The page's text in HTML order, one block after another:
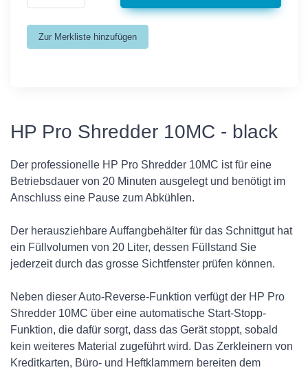
HP Pro Shredder 10MC - black
Der professionelle HP Pro Shredder 10MC ist für eine
Betriebsdauer von 20 Minuten ausgelegt und benötigt im
Anschluss eine Pause zum Abkühlen.
Der herausziehbare Auffangbehälter für das Schnittgut hat
ein Füllvolumen von 20 Liter, dessen Füllstand Sie
jederzeit durch das grosse Sichtfenster prüfen können.
Neben dieser Auto-Reverse-Funktion verfügt der HP Pro
Shredder 10MC über eine automatische Start-Stopp-
Funktion, die dafür sorgt, dass das Gerät stoppt, sobald
kein weiteres Material zugeführt wird. Das Zerkleinern von
Kreditkarten, Büro- und Heftklammern bereiten dem